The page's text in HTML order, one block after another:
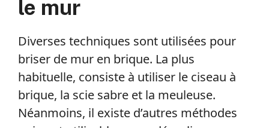
le mur
Diverses techniques sont utilisées pour
briser de mur en brique. La plus
habituelle, consiste à utiliser le ciseau à
brique, la scie sabre et la meuleuse.
Néanmoins, il existe d’autres méthodes